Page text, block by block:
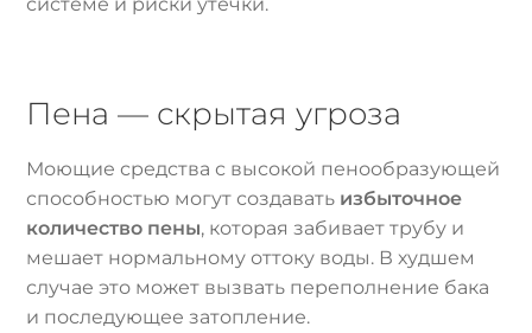
Пена — скрытая угроза
Моющие средства с высокой пенообразующей
способностью могут создавать избыточное
количество пены, которая забивает трубу и
мешает нормальному оттоку воды. В худшем
случае это может вызвать переполнение бака
и последующее затопление.